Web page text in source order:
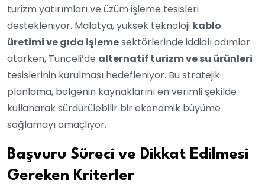
turizm yatırımları ve üzüm işleme tesisleri
destekleniyor. Malatya, yüksek teknoloji kablo
üretimi ve gıda işlemesektörlerinde iddialı adımlar
atarken, Tunceli’de alternatif turizm ve su ürünleri
tesislerinin kurulması hedefleniyor. Bu stratejik
planlama, bölgenin kaynaklarını en verimli şekilde
kullanarak sürdürülebilir bir ekonomik büyüme
sağlamayı amaçlıyor.
Başvuru Süreci ve Dikkat Edilmesi
Gereken Kriterler